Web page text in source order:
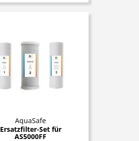
AquaSafe
Ersatzfilter-Set für
AS5000FF